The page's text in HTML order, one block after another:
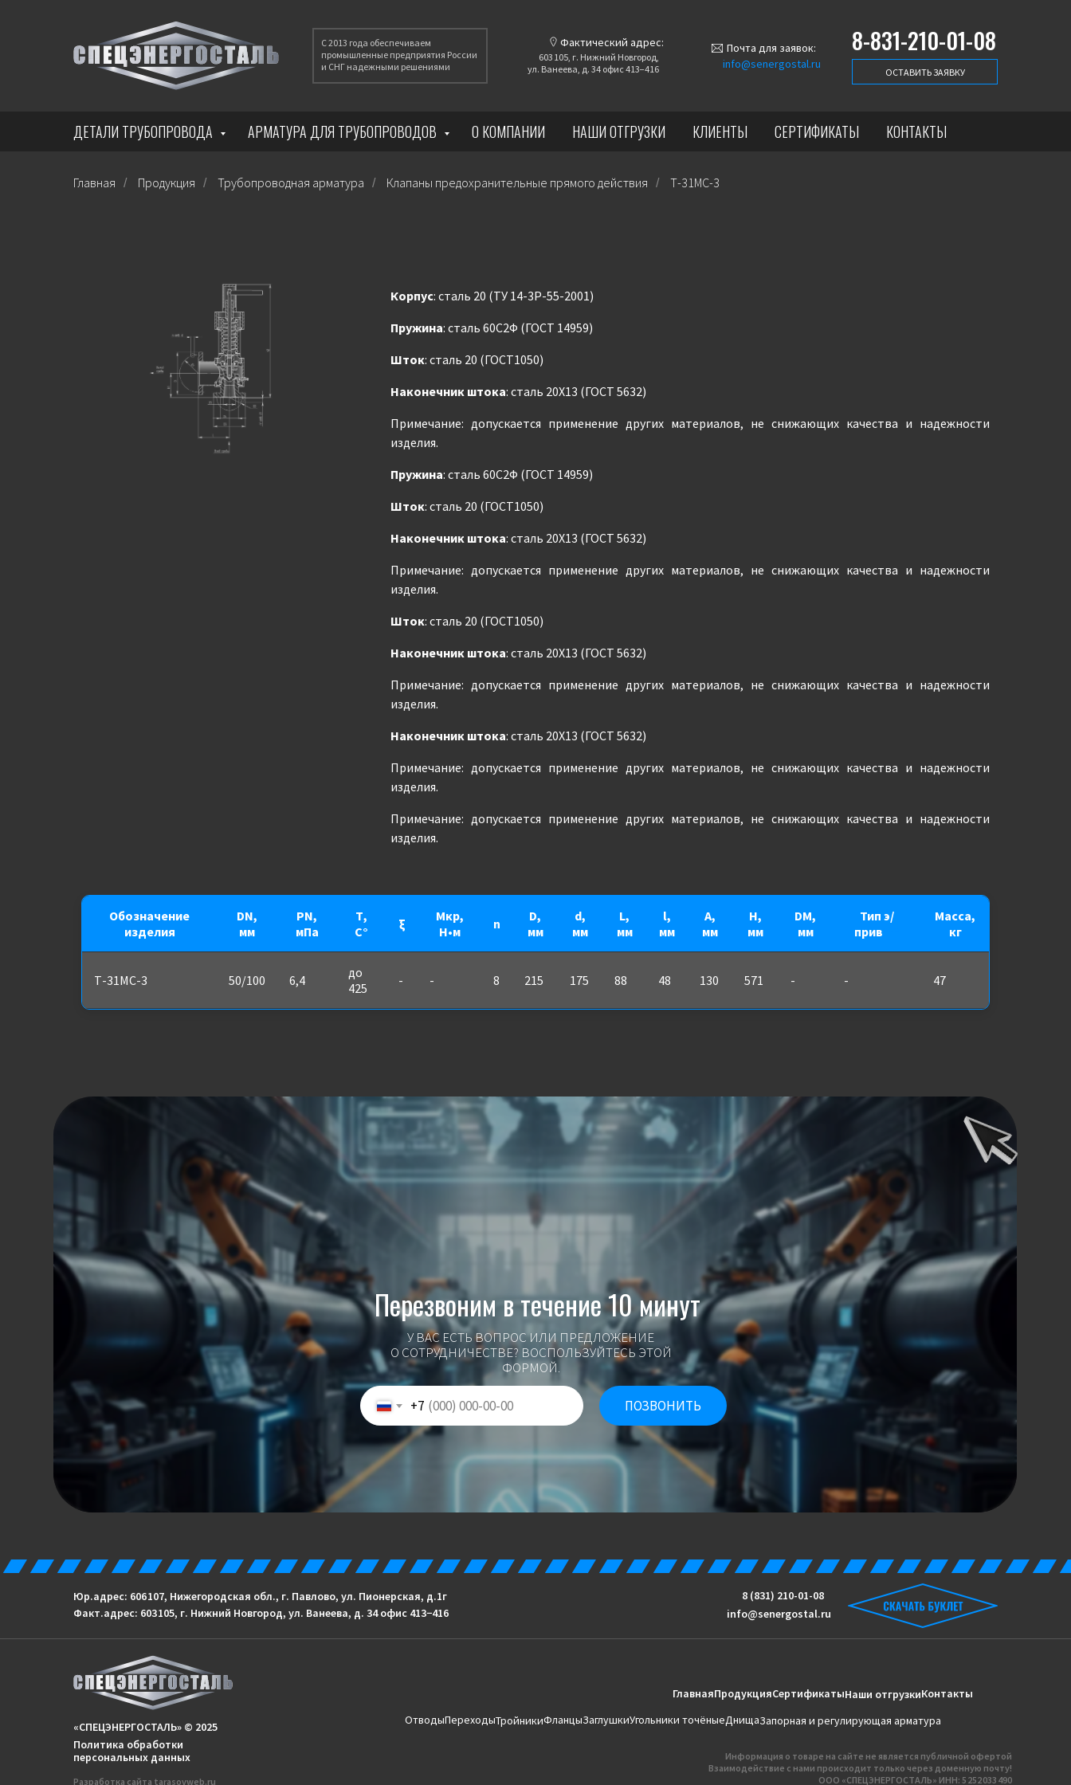
8-831-210-01-08
ОСТАВИТЬ ЗАЯВКУ
С 2013 года обеспечиваем
промышленные предприятия России
и СНГ надежными решениями
603 105, г. Нижний Новгород,
ул. Ванеева, д. 34 офис 413−416
Фактический адрес:
info@senergostal.ru
Почта для заявок:
ДЕТАЛИ ТРУБОПРОВОДА АРМАТУРА ДЛЯ ТРУБОПРОВОДОВ О КОМПАНИИ НАШИ ОТГРУЗКИ КЛИЕНТЫ СЕРТИФИКАТЫ КОНТАКТЫ
Главная / Продукция / Трубопроводная арматура / Клапаны предохранительные прямого действия / Т-31МС-3
Корпус: сталь 20 (ТУ 14-3Р-55-2001)
Пружина: сталь 60С2Ф (ГОСТ 14959)
Шток: сталь 20 (ГОСТ1050)
Наконечник штока: сталь 20Х13 (ГОСТ 5632)
Примечание: допускается применение других материалов, не снижающих качества и надежности
изделия.
Пружина: сталь 60С2Ф (ГОСТ 14959)
Шток: сталь 20 (ГОСТ1050)
Наконечник штока: сталь 20Х13 (ГОСТ 5632)
Примечание: допускается применение других материалов, не снижающих качества и надежности
изделия.
Шток: сталь 20 (ГОСТ1050)
Наконечник штока: сталь 20Х13 (ГОСТ 5632)
Примечание: допускается применение других материалов, не снижающих качества и надежности
изделия.
Наконечник штока: сталь 20Х13 (ГОСТ 5632)
Примечание: допускается применение других материалов, не снижающих качества и надежности
изделия.
Примечание: допускается применение других материалов, не снижающих качества и надежности
изделия.
Обозначение
изделия
DN,
мм
PN,
мПа
Т,
С°
ξ
Мкр,
Н•м
n
D,
мм
d,
мм
L,
мм
l,
мм
A,
мм
H,
мм
DM,
мм
Тип э/
прив
Масса,
кг
Т-31МС-3 50/100 6,4
до
425
- - 8 215 175 88 48 130 571 - - 47
У ВАС ЕСТЬ ВОПРОС ИЛИ ПРЕДЛОЖЕНИЕ
О СОТРУДНИЧЕСТВЕ? ВОСПОЛЬЗУЙТЕСЬ ЭТОЙ
ФОРМОЙ.
Перезвоним в течение 10 минут
+7 ПОЗВОНИТЬ
ОтводыПереходыТройникиФланцыЗаглушкиУгольники точёныеДнищаЗапорная и регулирующая арматура
ГлавнаяПродукцияСертификатыНаши отгрузкиКонтакты
Информация о товаре на сайте не является публичной офертой
Взаимодействие с нами происходит только через доменную почту!
ООО «СПЕЦЭНЕРГОСТАЛЬ» ИНН: 5 252 033 490
Разработка сайтa tarasovweb.ru
Политика обработки
персональных данных
«СПЕЦЭНЕРГОСТАЛЬ» © 2025
info@senergostal.ru
8 (831) 210-01-08
Юр.адрес: 606 107, Нижегородская обл., г. Павлово, ул. Пионерская, д.1г
Факт.адрес: 603 105, г. Нижний Новгород, ул. Ванеева, д. 34 офис 413−416